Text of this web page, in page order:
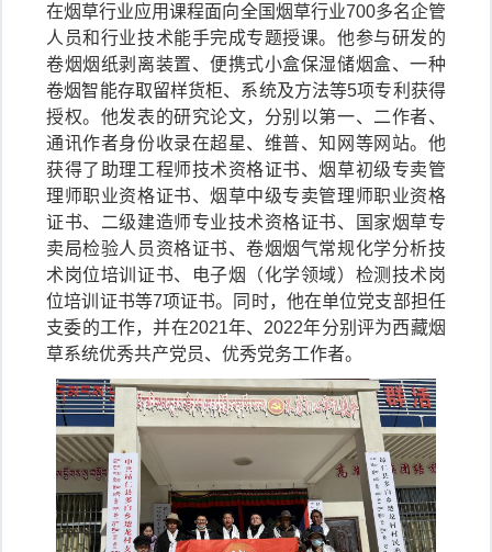
在烟草行业应用课程面向全国烟草行业700多名企管
人员和行业技术能手完成专题授课。他参与研发的
卷烟烟纸剥离装置、便携式小盒保湿储烟盒、一种
卷烟智能存取留样货柜、系统及方法等5项专利获得
授权。他发表的研究论文，分别以第一、二作者、
通讯作者身份收录在超星、维普、知网等网站。他
获得了助理工程师技术资格证书、烟草初级专卖管
理师职业资格证书、烟草中级专卖管理师职业资格
证书、二级建造师专业技术资格证书、国家烟草专
卖局检验人员资格证书、卷烟烟气常规化学分析技
术岗位培训证书、电子烟（化学领域）检测技术岗
位培训证书等7项证书。同时，他在单位党支部担任
支委的工作，并在2021年、2022年分别评为西藏烟
草系统优秀共产党员、优秀党务工作者。